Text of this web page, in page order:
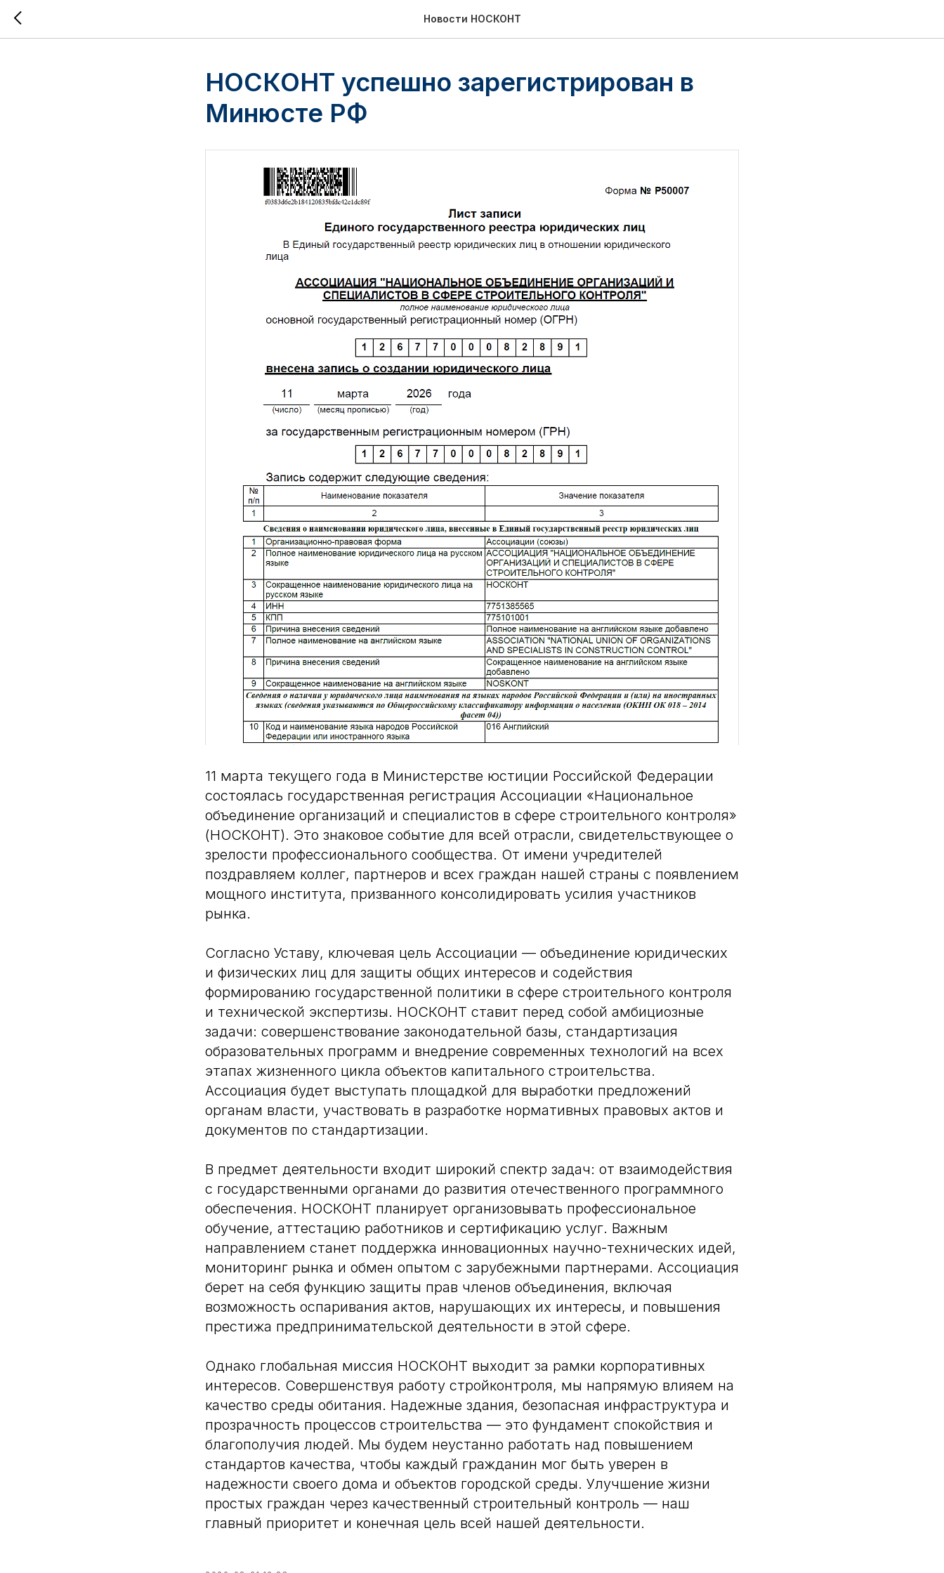
Новости НОСКОНТ
НОСКОНТ успешно зарегистрирован в
Минюсте РФ
11 марта текущего года в Министерстве юстиции Российской Федерации
состоялась государственная регистрация Ассоциации «Национальное
объединение организаций и специалистов в сфере строительного контроля»
(НОСКОНТ). Это знаковое событие для всей отрасли, свидетельствующее о
зрелости профессионального сообщества. От имени учредителей
поздравляем коллег, партнеров и всех граждан нашей страны с появлением
мощного института, призванного консолидировать усилия участников
рынка.
Согласно Уставу, ключевая цель Ассоциации — объединение юридических
и физических лиц для защиты общих интересов и содействия
формированию государственной политики в сфере строительного контроля
и технической экспертизы. НОСКОНТ ставит перед собой амбициозные
задачи: совершенствование законодательной базы, стандартизация
образовательных программ и внедрение современных технологий на всех
этапах жизненного цикла объектов капитального строительства.
Ассоциация будет выступать площадкой для выработки предложений
органам власти, участвовать в разработке нормативных правовых актов и
документов по стандартизации.
В предмет деятельности входит широкий спектр задач: от взаимодействия
с государственными органами до развития отечественного программного
обеспечения. НОСКОНТ планирует организовывать профессиональное
обучение, аттестацию работников и сертификацию услуг. Важным
направлением станет поддержка инновационных научно-технических идей,
мониторинг рынка и обмен опытом с зарубежными партнерами. Ассоциация
берет на себя функцию защиты прав членов объединения, включая
возможность оспаривания актов, нарушающих их интересы, и повышения
престижа предпринимательской деятельности в этой сфере.
Однако глобальная миссия НОСКОНТ выходит за рамки корпоративных
интересов. Совершенствуя работу стройконтроля, мы напрямую влияем на
качество среды обитания. Надежные здания, безопасная инфраструктура и
прозрачность процессов строительства — это фундамент спокойствия и
благополучия людей. Мы будем неустанно работать над повышением
стандартов качества, чтобы каждый гражданин мог быть уверен в
надежности своего дома и объектов городской среды. Улучшение жизни
простых граждан через качественный строительный контроль — наш
главный приоритет и конечная цель всей нашей деятельности.